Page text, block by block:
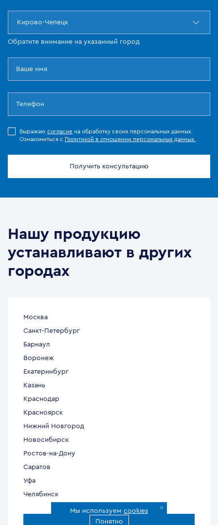
Кирово-Чепецк
Обратите внимание на указанный город
Выражаю согласие на обработку своих персональных данных.
Ознакомиться с Политикой в отношении персональных данных.
Получить консультацию
Нашу продукцию
устанавливают в других
городах
Москва
Санкт-Петербург
Барнаул
Воронеж
Екатеринбург
Казань
Краснодар
Красноярск
Нижний Новгород
Новосибирск
Ростов-на-Дону
Саратов
Уфа
Челябинск
Мы используем cookies
Понятно